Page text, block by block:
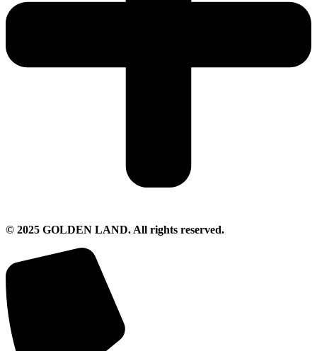
© 2025 GOLDEN LAND. All rights reserved.